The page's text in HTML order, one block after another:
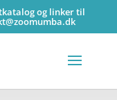
og linker til